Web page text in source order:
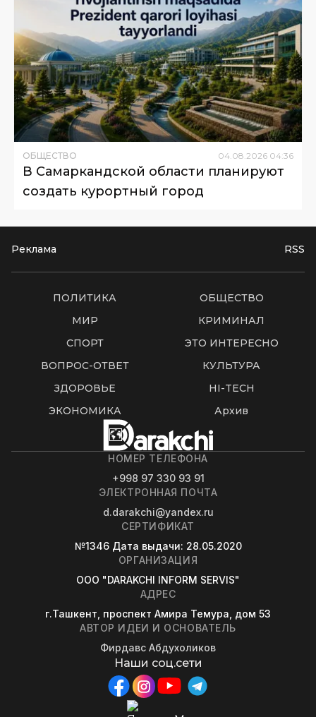
ОБЩЕСТВО 04.08.2026 04:36
В Самаркандской области планируют
создать курортный город
Реклама RSS
ПОЛИТИКА
ОБЩЕСТВО
МИР
КРИМИНАЛ
СПОРТ
ЭТО ИНТЕРЕСНО
ВОПРОС-ОТВЕТ
КУЛЬТУРА
ЗДОРОВЬЕ
HI-TECH
ЭКОНОМИКА
Архив
НОМЕР ТЕЛЕФОНА
+998 97 330 93 91
ЭЛЕКТРОННАЯ ПОЧТА
d.darakchi@yandex.ru
СЕРТИФИКАТ
№1346 Дата выдачи: 28.05.2020
ОРГАНИЗАЦИЯ
OOO "DARAKCHI INFORM SERVIS"
АДРЕС
г.Ташкент, проспект Амира Темура, дом 53
АВТОР ИДЕИ И ОСНОВАТЕЛЬ
Фирдавс Абдухоликов
Наши соц.сети